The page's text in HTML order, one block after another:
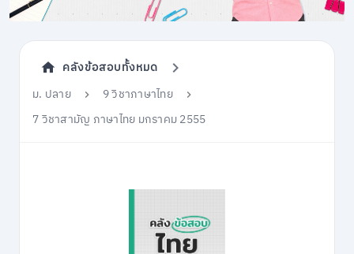
คลังข้อสอบทั้งหมด
ม. ปลาย
9 วิชาภาษาไทย
7 วิชาสามัญ ภาษาไทย มกราคม 2555